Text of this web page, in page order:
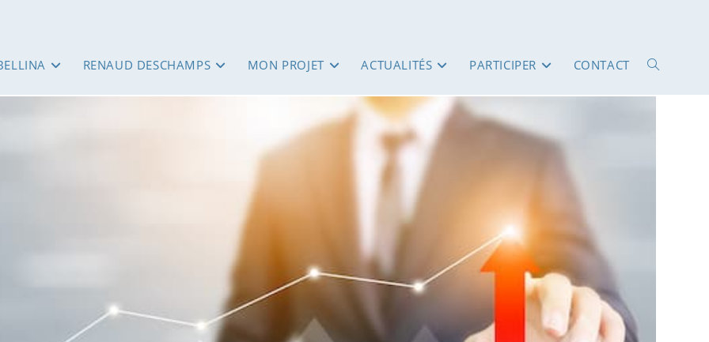
RENAUD DESCHAMPS MON PROJET ACTUALITÉS PARTICIPER CONTACT TOGGLE